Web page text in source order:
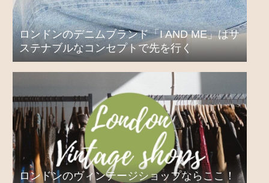
ロンドンのデニムブランド「I AND ME」はサ
ステナブルなコンセプトで先を行く
ロンドンのヴィンテージショップならここ！